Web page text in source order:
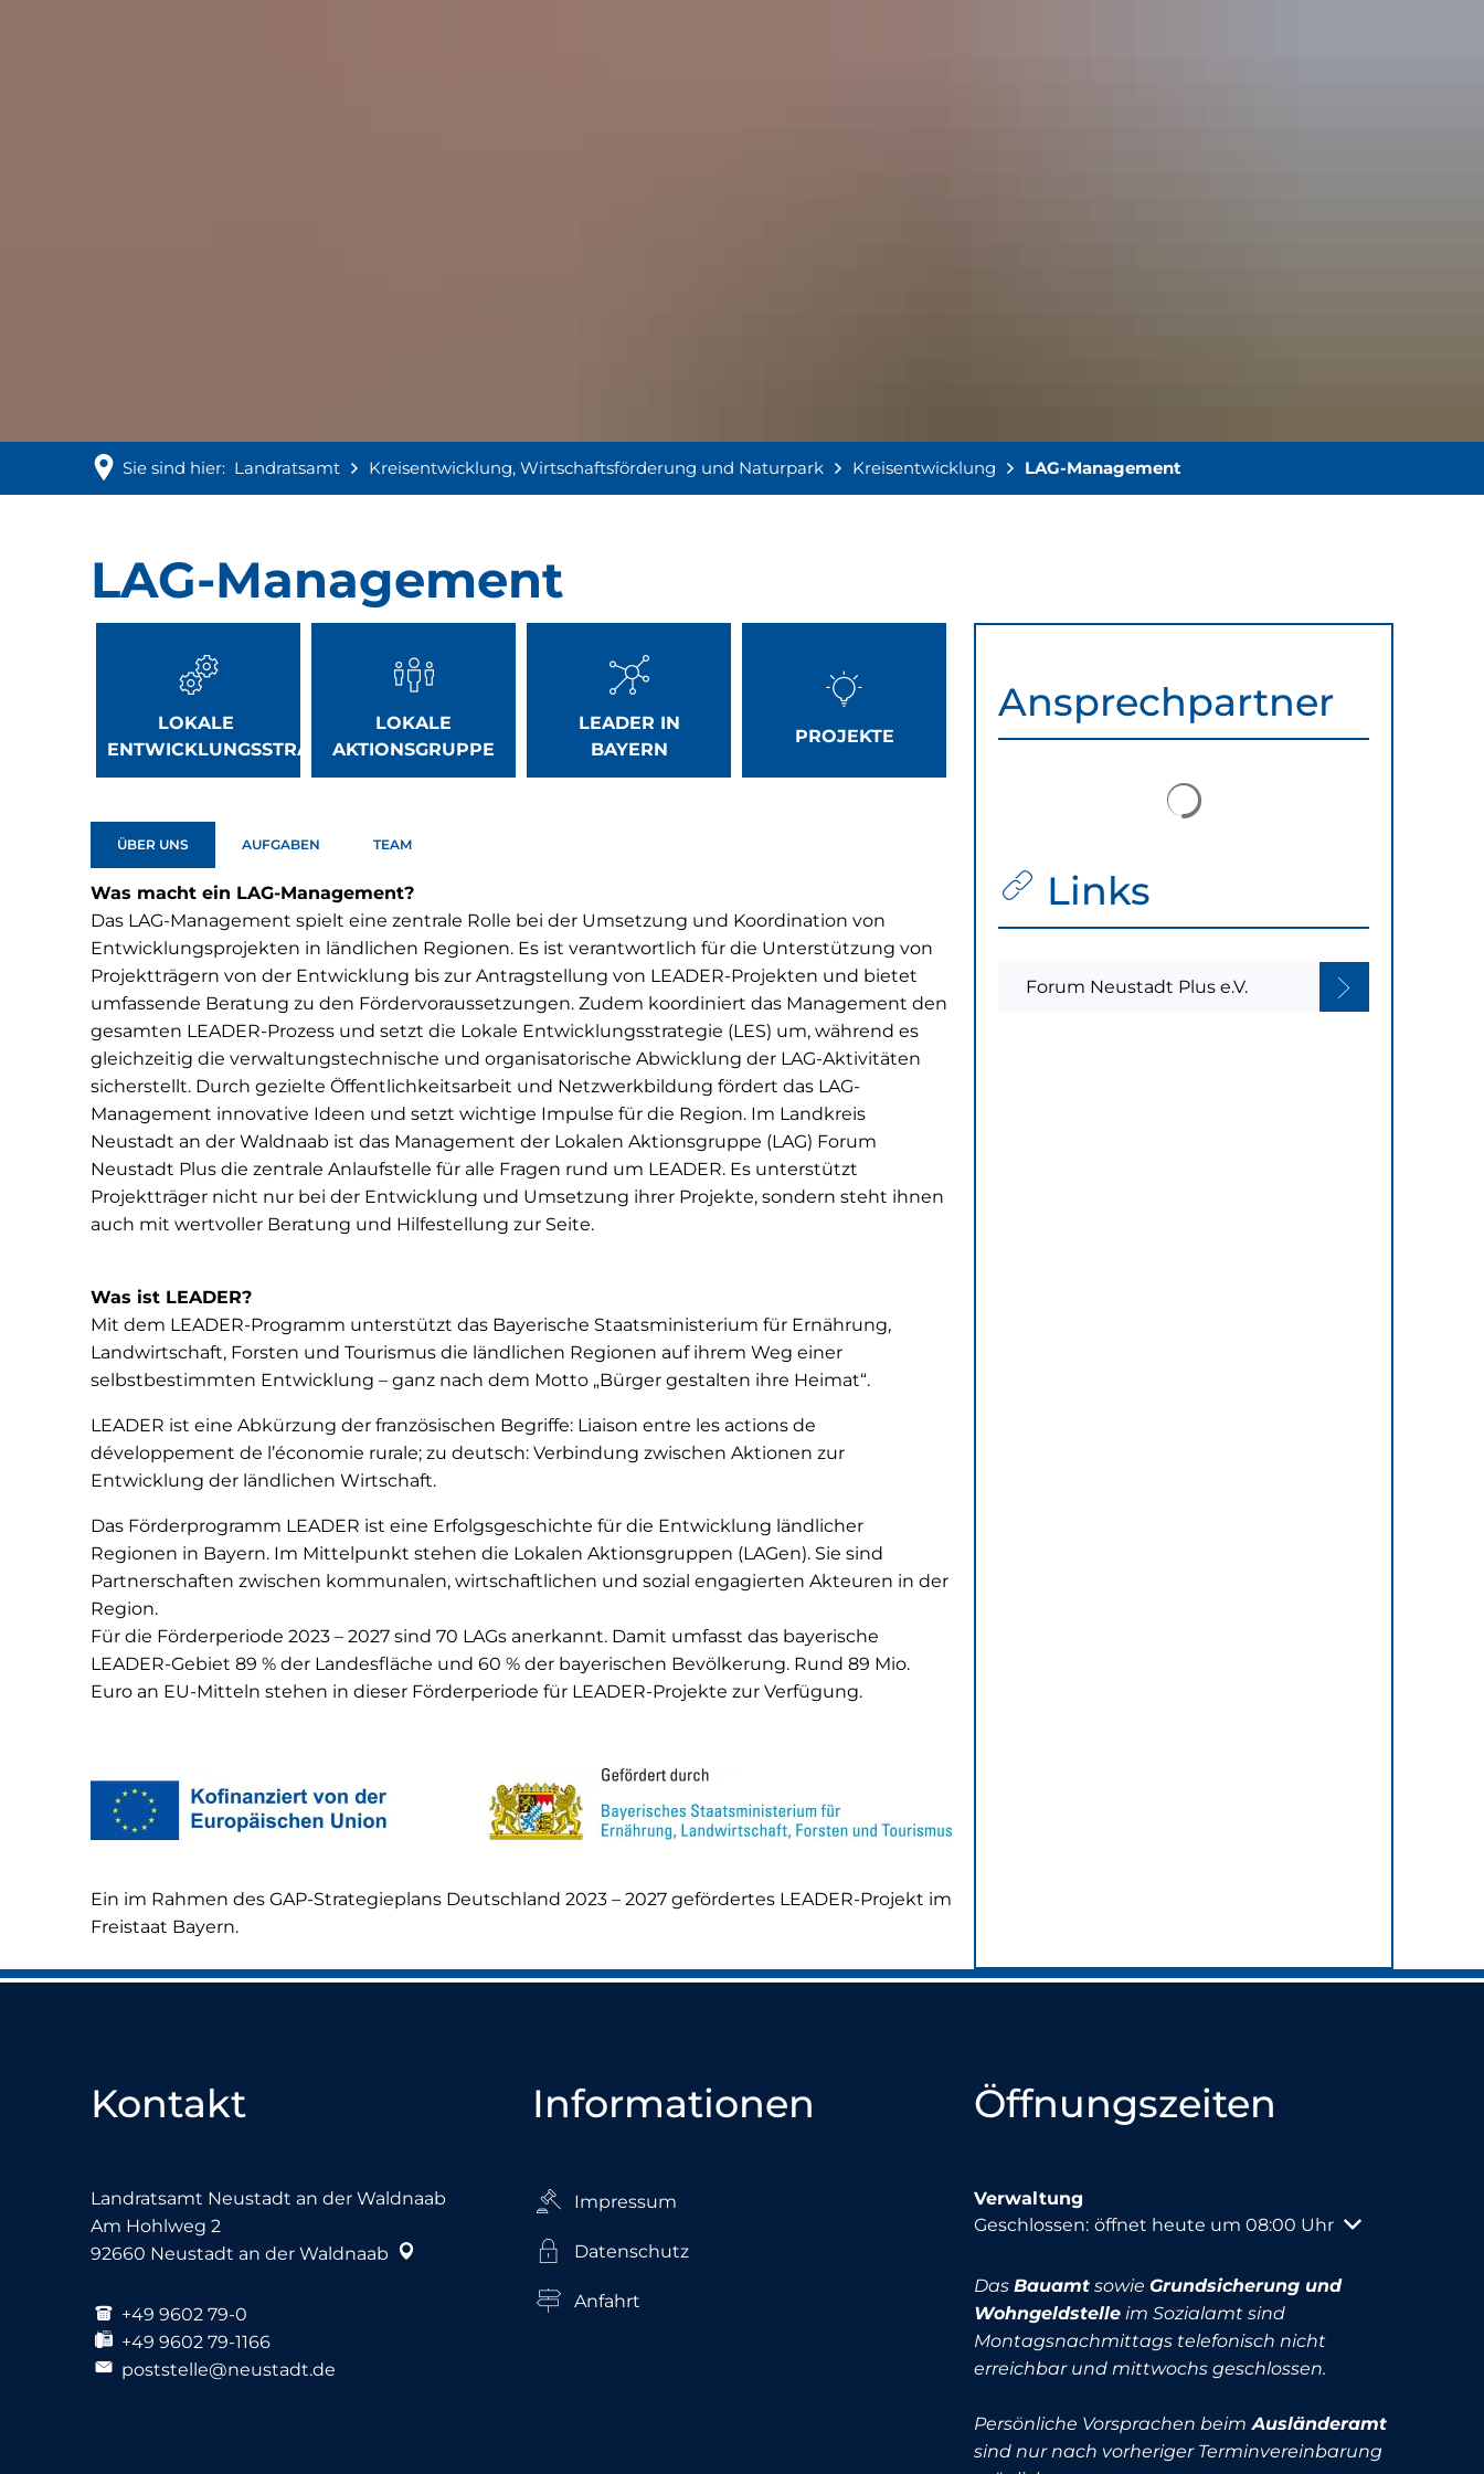
Sie sind hier: Landratsamt Kreisentwicklung, Wirtschaftsförderung und Naturpark Kreisentwicklung LAG-Management
LAG-
Management
LAG-Management
LOKALE
ENTWICKLUNGSSTRATEGIE
LOKALE
AKTIONSGRUPPE
LEADER IN
BAYERN
PROJEKTE
ÜBER UNS AUFGABEN TEAM
Was macht ein LAG-Management?
Das LAG-Management spielt eine zentrale Rolle bei der Umsetzung und Koordination von
Entwicklungsprojekten in ländlichen Regionen. Es ist verantwortlich für die Unterstützung von
Projektträgern von der Entwicklung bis zur Antragstellung von LEADER-Projekten und bietet
umfassende Beratung zu den Fördervoraussetzungen. Zudem koordiniert das Management den
gesamten LEADER-Prozess und setzt die Lokale Entwicklungsstrategie (LES) um, während es
gleichzeitig die verwaltungstechnische und organisatorische Abwicklung der LAG-Aktivitäten
sicherstellt. Durch gezielte Öffentlichkeitsarbeit und Netzwerkbildung fördert das LAG-
Management innovative Ideen und setzt wichtige Impulse für die Region. Im Landkreis
Neustadt an der Waldnaab ist das Management der Lokalen Aktionsgruppe (LAG) Forum
Neustadt Plus die zentrale Anlaufstelle für alle Fragen rund um LEADER. Es unterstützt
Projektträger nicht nur bei der Entwicklung und Umsetzung ihrer Projekte, sondern steht ihnen
auch mit wertvoller Beratung und Hilfestellung zur Seite.
Was ist LEADER?
Mit dem LEADER-Programm unterstützt das Bayerische Staatsministerium für Ernährung,
Landwirtschaft, Forsten und Tourismus die ländlichen Regionen auf ihrem Weg einer
selbstbestimmten Entwicklung – ganz nach dem Motto „Bürger gestalten ihre Heimat“.
LEADER ist eine Abkürzung der französischen Begriffe: Liaison entre les actions de
développement de l’économie rurale; zu deutsch: Verbindung zwischen Aktionen zur
Entwicklung der ländlichen Wirtschaft.
Das Förderprogramm LEADER ist eine Erfolgsgeschichte für die Entwicklung ländlicher
Regionen in Bayern. Im Mittelpunkt stehen die Lokalen Aktionsgruppen (LAGen). Sie sind
Partnerschaften zwischen kommunalen, wirtschaftlichen und sozial engagierten Akteuren in der
Region.
Für die Förderperiode 2023 – 2027 sind 70 LAGs anerkannt. Damit umfasst das bayerische
LEADER-Gebiet 89 % der Landesfläche und 60 % der bayerischen Bevölkerung. Rund 89 Mio.
Euro an EU-Mitteln stehen in dieser Förderperiode für LEADER-Projekte zur Verfügung.
Ein im Rahmen des GAP-Strategieplans Deutschland 2023 – 2027 gefördertes LEADER-Projekt im
Freistaat Bayern.
Ansprechpartner
Links
Forum Neustadt Plus e.V.
Kontakt
Landratsamt Neustadt an der Waldnaab
Am Hohlweg 2
92660 Neustadt an der Waldnaab
+49 9602 79-0
+49 9602 79-1166
poststelle@neustadt.de
Informationen
Impressum
Datenschutz
Anfahrt
Öffnungszeiten
Verwaltung
Klicken, um weitere Öffnungs- oder Schließzeiten
Geschlossen: öffnet heute um 08:00 Uhr
Das Bauamt sowie Grundsicherung und
Wohngeldstelle im Sozialamt sind
Montagsnachmittags telefonisch nicht
erreichbar und mittwochs geschlossen.
Persönliche Vorsprachen beim Ausländeramt
sind nur nach vorheriger Terminvereinbarung